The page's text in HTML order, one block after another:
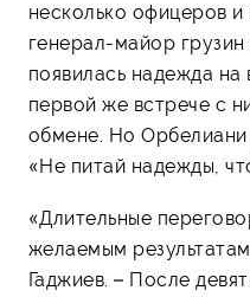
несколько офицеров и
генерал-майор
появилась надежда
первой же встрече с
обмене. Но
«Не питай надежды,
«Длительные
желаемым
Гаджиев. – После